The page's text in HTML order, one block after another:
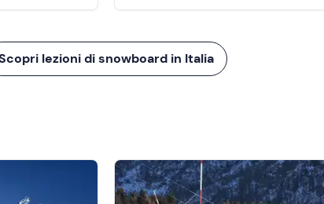
lezioni di snowboard in Italia